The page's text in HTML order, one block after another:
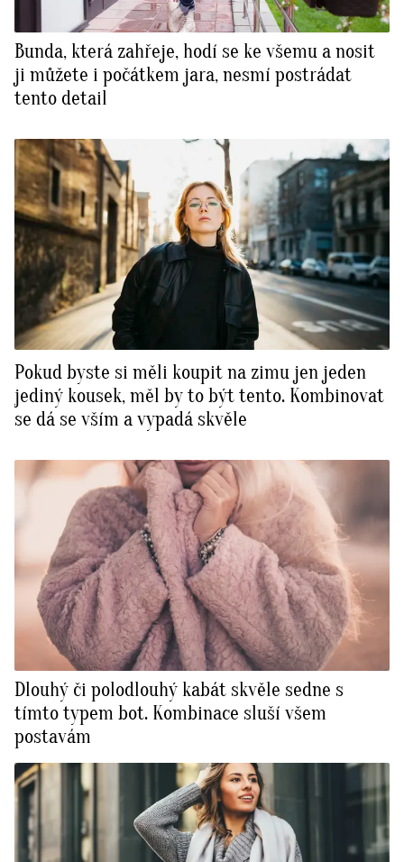
Bunda, která zahřeje, hodí se ke všemu a nosit
ji můžete i počátkem jara, nesmí postrádat
tento detail
Pokud byste si měli koupit na zimu jen jeden
jediný kousek, měl by to být tento. Kombinovat
se dá se vším a vypadá skvěle
Dlouhý či polodlouhý kabát skvěle sedne s
tímto typem bot. Kombinace sluší všem
postavám